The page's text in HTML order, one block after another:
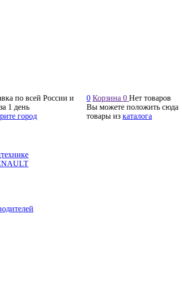
по всей России и
1 день
город
0 Корзина 0 Нет товаров
Вы можете положить сюда
товары из каталога